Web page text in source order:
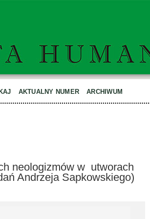
AKTUALNY NUMER ARCHIWUM
neologizmów w utworach
Andrzeja Sapkowskiego)